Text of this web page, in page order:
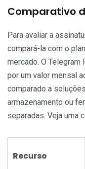
Comparativo
Para avaliar a
compará-la com o
mercado. O
por um valor mensal
comparado a
armazenamento ou
separadas. Veja uma
Recurso